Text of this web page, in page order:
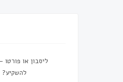
ליסבון או פורטו
להשקיע?